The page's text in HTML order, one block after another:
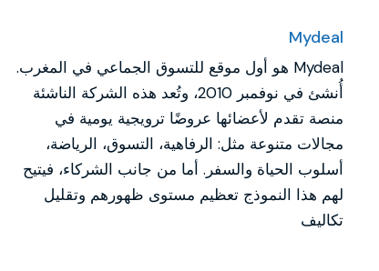
Mydeal
Mydeal هو أول موقع للتسوق الجماعي في المغرب.
أُنشئ في نوفمبر 2010، وتُعد هذه الشركة الناشئة
منصة تقدم لأعضائها عروضًا ترويجية يومية في
مجالات متنوعة مثل: الرفاهية، التسوق، الرياضة،
أسلوب الحياة والسفر. أما من جانب الشركاء، فيتيح
لهم هذا النموذج تعظيم مستوى ظهورهم وتقليل
تكاليف